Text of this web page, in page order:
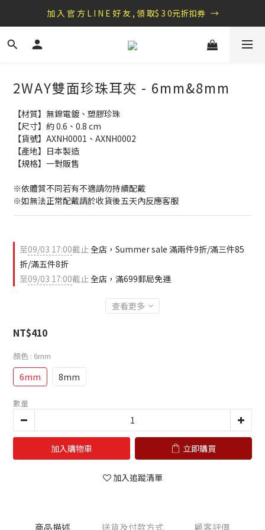
盛夏祭典：全館滿1000折100，滿2000贈『自粘式多功能包巾』
加 入 官 方 L I N E 好 友 , 領 取$ 3 0元折扣券   →
盛夏祭典：全館滿1000折100，滿2000贈『自粘式多功能包巾』
2WAY雙面珍珠耳夾 - 6mm&8mm
【材質】無鎳電鍍、塑膠珍珠
【尺寸】約 0.6、0.8 cm
【貨號】AXNH0001、AXNH0002
【產地】日本製造
【規格】一對販售
※依體質不同若有不適請勿持續配戴
※如無法正常配戴請於收貨後五天內反應客服
至09/03 17:00截止全店，Summer sale 滿兩件9折/滿三件85
折/滿五件8折
至09/03 17:00截止全店，滿699郵局免運
查看更多
NT$410
顏色 : 6mm
6mm 8mm
數量
加入購物車 立即購買
加入追蹤清單
商品描述 送貨及付款方式 顧客評價